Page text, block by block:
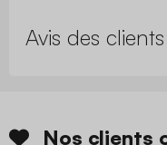
Avis des clients
Nos clients